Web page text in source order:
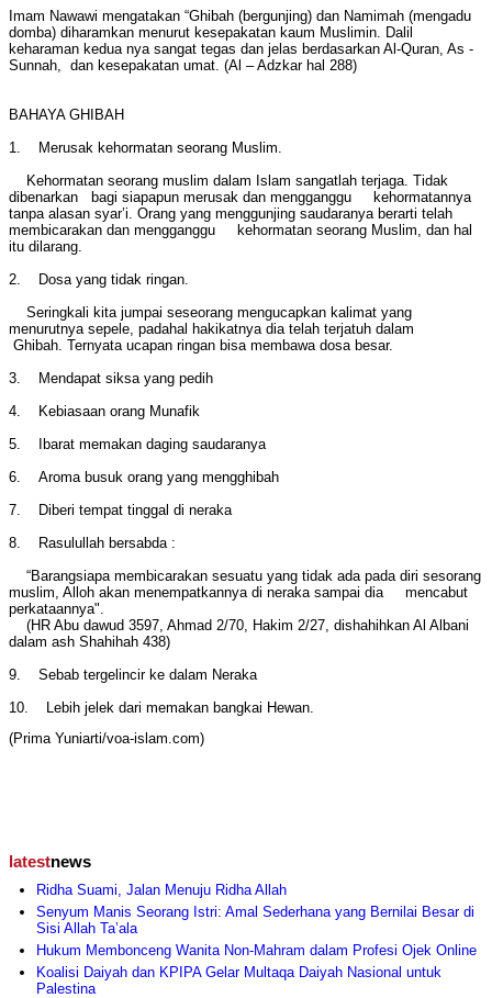
Imam Nawawi mengatakan “Ghibah (bergunjing) dan Namimah (mengadu
domba) diharamkan menurut kesepakatan kaum Muslimin. Dalil
keharaman kedua nya sangat tegas dan jelas berdasarkan Al-Quran, As -
Sunnah, dan kesepakatan umat. (Al – Adzkar hal 288)
BAHAYA GHIBAH
1. Merusak kehormatan seorang Muslim.
Kehormatan seorang muslim dalam Islam sangatlah terjaga. Tidak
dibenarkan bagi siapapun merusak dan mengganggu kehormatannya
tanpa alasan syar’i. Orang yang menggunjing saudaranya berarti telah
membicarakan dan mengganggu kehormatan seorang Muslim, dan hal
itu dilarang.
2. Dosa yang tidak ringan.
Seringkali kita jumpai seseorang mengucapkan kalimat yang
menurutnya sepele, padahal hakikatnya dia telah terjatuh dalam
Ghibah. Ternyata ucapan ringan bisa membawa dosa besar.
3. Mendapat siksa yang pedih
4. Kebiasaan orang Munafik
5. Ibarat memakan daging saudaranya
6. Aroma busuk orang yang mengghibah
7. Diberi tempat tinggal di neraka
8. Rasulullah bersabda :
“Barangsiapa membicarakan sesuatu yang tidak ada pada diri sesorang
muslim, Alloh akan menempatkannya di neraka sampai dia mencabut
perkataannya".
(HR Abu dawud 3597, Ahmad 2/70, Hakim 2/27, dishahihkan Al Albani
dalam ash Shahihah 438)
9. Sebab tergelincir ke dalam Neraka
10. Lebih jelek dari memakan bangkai Hewan.
(Prima Yuniarti/voa-islam.com)
latestnews
Ridha Suami, Jalan Menuju Ridha Allah
Senyum Manis Seorang Istri: Amal Sederhana yang Bernilai Besar di
Sisi Allah Ta’ala
Hukum Membonceng Wanita Non-Mahram dalam Profesi Ojek Online
Koalisi Daiyah dan KPIPA Gelar Multaqa Daiyah Nasional untuk
Palestina